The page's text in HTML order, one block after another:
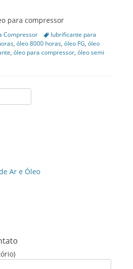
para compressor
Compressor Tagslubrificante para
, óleo 8000 horas, óleo FG, óleo
, óleo para compressor, óleo semi
Ar e Óleo